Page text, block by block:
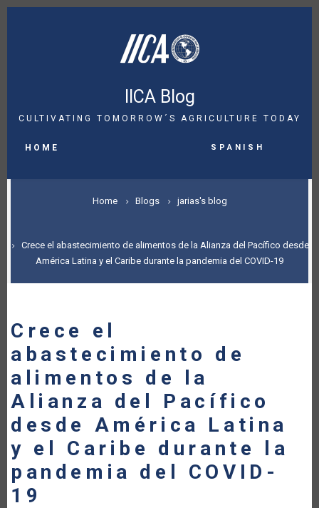
Skip
IICA Blog
CULTIVATING TOMORROW´S AGRICULTURE TODAY
NAVIGATION
HOME Spanish
BREADCRUMB
Home Blogs jarias's blog
Crece el abastecimiento de alimentos de la Alianza del Pacífico desde
América Latina y el Caribe durante la pandemia del COVID-19
Crece el
abastecimiento de
alimentos de la
Alianza del Pacífico
desde América Latina
y el Caribe durante la
pandemia del COVID-
19